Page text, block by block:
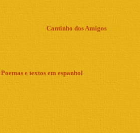
Cantinho dos Amigos
Poemas e textos em espanhol